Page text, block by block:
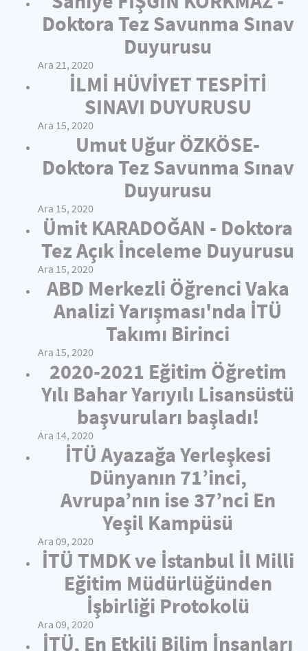
Doktora Tez Savunma Sınav
Duyurusu
Ara 21, 2020
İLMİ HÜVİYET TESPİTİ
SINAVI DUYURUSU
Ara 15, 2020
Umut Uğur ÖZKÖSE-
Doktora Tez Savunma Sınav
Duyurusu
Ara 15, 2020
Ümit KARADOĞAN - Doktora
Tez Açık İnceleme Duyurusu
Ara 15, 2020
ABD Merkezli Öğrenci Vaka
Analizi Yarışması'nda İTÜ
Takımı Birinci
Ara 15, 2020
2020-2021 Eğitim Öğretim
Yılı Bahar Yarıyılı Lisansüstü
başvuruları başladı!
Ara 14, 2020
İTÜ Ayazağa Yerleşkesi
Dünyanın 71’inci,
Avrupa’nın ise 37’nci En
Yeşil Kampüsü
Ara 09, 2020
İTÜ TMDK ve İstanbul İl Milli
Eğitim Müdürlüğünden
İşbirliği Protokolü
Ara 09, 2020
İTÜ, En Etkili Bilim İnsanları